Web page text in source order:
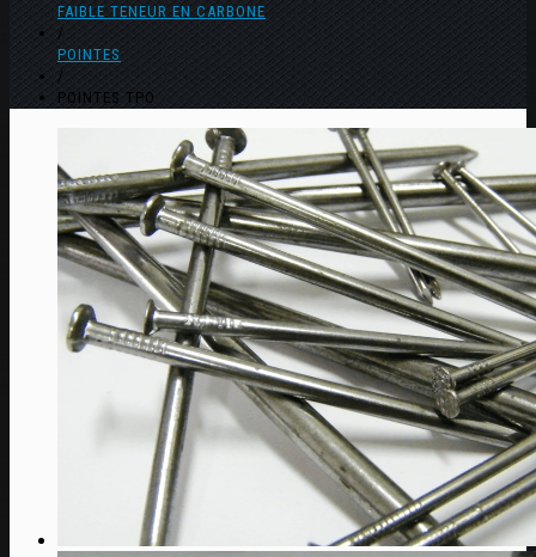
FAIBLE TENEUR EN CARBONE
/
POINTES
/
POINTES TPO